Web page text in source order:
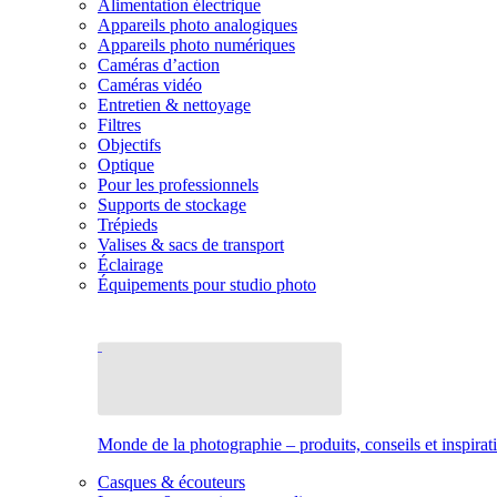
Alimentation électrique
Appareils photo analogiques
Appareils photo numériques
Caméras d’action
Caméras vidéo
Entretien & nettoyage
Filtres
Objectifs
Optique
Pour les professionnels
Supports de stockage
Trépieds
Valises & sacs de transport
Éclairage
Équipements pour studio photo
Monde de la photographie – produits, conseils et
Casques & écouteurs